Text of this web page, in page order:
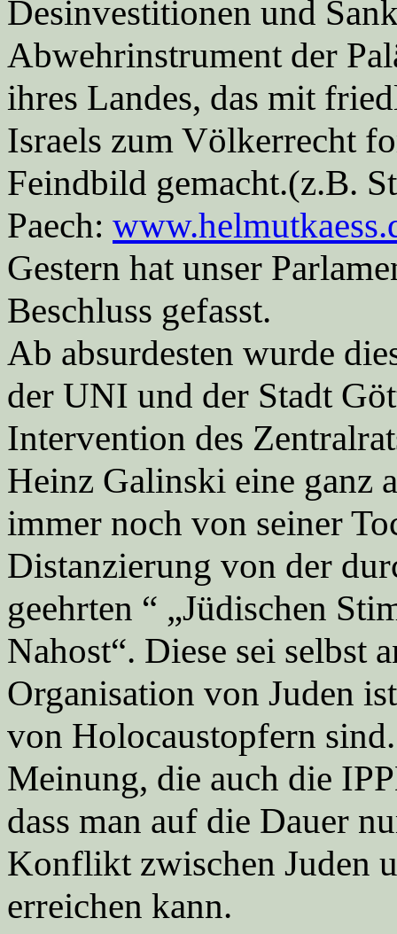
Desinvestitionen und
Abwehrinstrument der
ihres Landes, das mit
Israels zum Völkerrecht
Feindbild gemacht.(z.B.
Paech:
Gestern hat unser
Beschluss gefasst.
Ab absurdesten wurde
der UNI und der Stadt
Intervention des
Heinz Galinski eine ganz
immer noch von seiner
Distanzierung von der
geehrten “ „Jüdischen
Nahost“. Diese sei selbst
Organisation von Juden
von Holocaustopfern
Meinung, die auch die
dass man auf die Dauer
Konflikt zwischen Juden
erreichen kann.